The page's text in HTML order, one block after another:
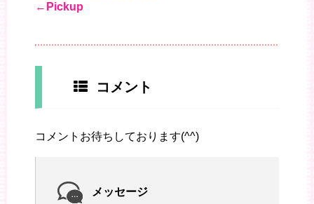
←Pickup
コメント
コメントお待ちしております(^^)
メッセージ